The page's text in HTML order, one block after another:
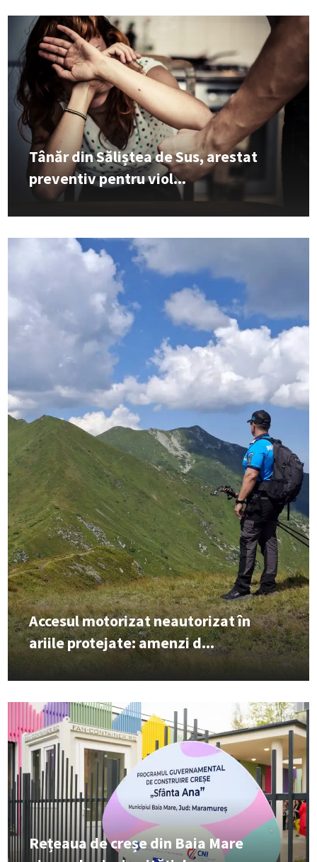
Tânăr din Săliștea de Sus, arestat
preventiv pentru viol...
Accesul motorizat neautorizat în
ariile protejate: amenzi d...
Rețeaua de creșe din Baia Mare